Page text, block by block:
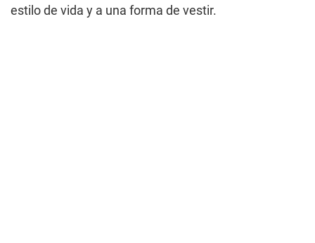
estilo de vida y a una forma de vestir.